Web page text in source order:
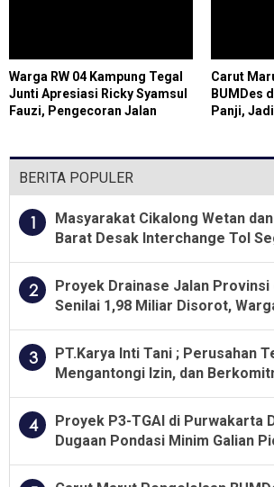
Warga RW 04 Kampung Tegal
Junti Apresiasi Ricky Syamsul
Fauzi, Pengecoran Jalan
Carut
BUMDes
Panji,
BERITA POPULER
1
Masyarakat Cikalong Wetan
Barat Desak Interchange Tol
2
Proyek Drainase Jalan Provinsi
Senilai 1,98 Miliar Disorot,
3
PT.Karya Inti Tani ; Perusahan
Mengantongi Izin, dan
4
Proyek P3-TGAI di Purwakarta
Dugaan Pondasi Minim Galian